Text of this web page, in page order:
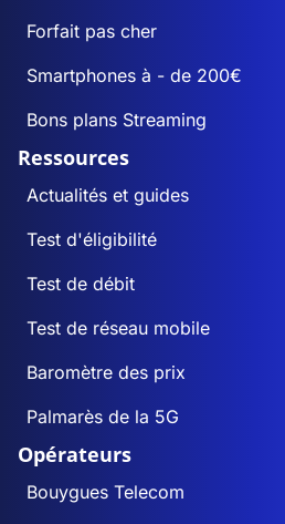
Forfait pas cher
Smartphones à - de 200€
Bons plans Streaming
Ressources
Actualités et guides
Test d'éligibilité
Test de débit
Test de réseau mobile
Baromètre des prix
Palmarès de la 5G
Opérateurs
Bouygues Telecom